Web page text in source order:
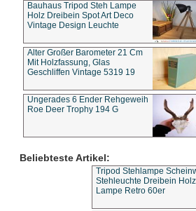
Bauhaus Tripod Steh Lampe
Holz Dreibein Spot Art Deco
Vintage Design Leuchte
Alter Großer Barometer 21 Cm
Mit Holzfassung, Glas
Geschliffen Vintage 5319 19
Ungerades 6 Ender Rehgeweih
Roe Deer Trophy 194 G
Beliebteste Artikel:
Tripod Stehlampe
Stehleuchte Dreibein
Lampe Retro 60er